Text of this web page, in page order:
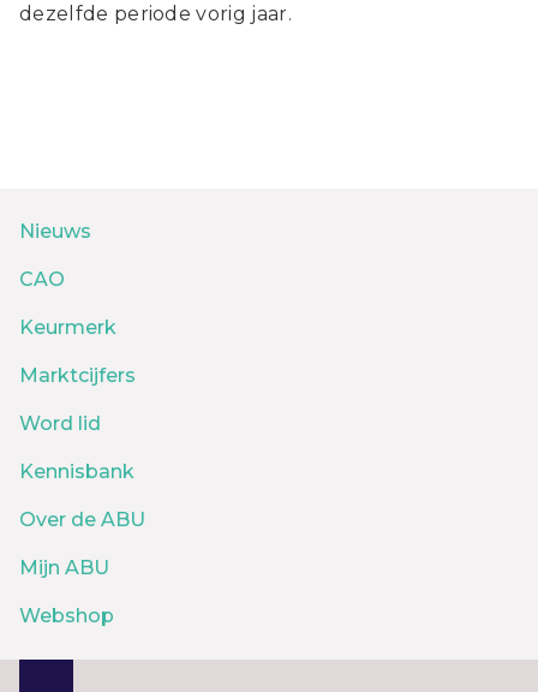
dezelfde periode vorig jaar.
Nieuws
CAO
Keurmerk
Marktcijfers
Word lid
Kennisbank
Over de ABU
Mijn ABU
Webshop